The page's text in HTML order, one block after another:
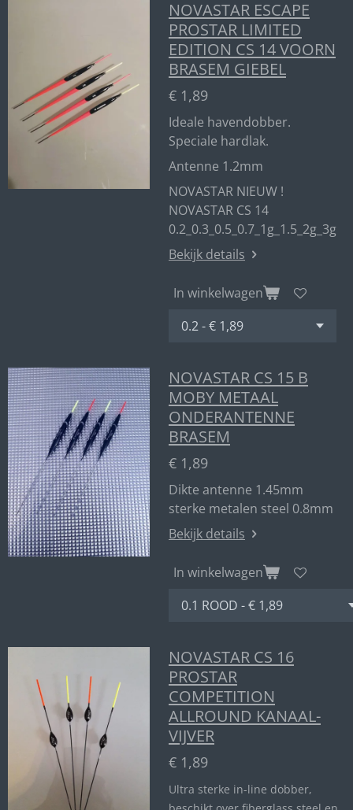
NOVASTAR ESCAPE
PROSTAR LIMITED
EDITION CS 14 VOORN
BRASEM GIEBEL
€ 1,89
Ideale havendobber.
Speciale hardlak.
Antenne 1.2mm
NOVASTAR NIEUW !
NOVASTAR CS 14
0.2_0.3_0.5_0.7_1g_1.5_2g_3g
Bekijk details
In winkelwagen
NOVASTAR CS 15 B
MOBY METAAL
ONDERANTENNE
BRASEM
€ 1,89
Dikte antenne 1.45mm
sterke metalen steel 0.8mm
Bekijk details
In winkelwagen
NOVASTAR CS 16
PROSTAR
COMPETITION
ALLROUND KANAAL-
VIJVER
€ 1,89
Ultra sterke in-line dobber,